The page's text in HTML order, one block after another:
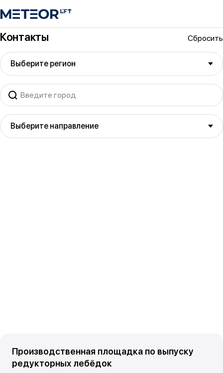
Контакты Сбросить
Выберите регион
Выберите направление
Производственная площадка по выпуску
редукторных лебёдок